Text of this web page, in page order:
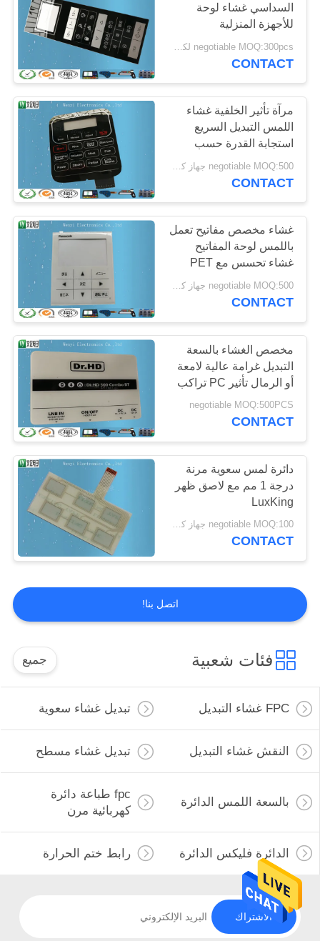
السداسي غشاء لوحة
للأجهزة المنزلية
negotiable MOQ:300pcs لكل طلب
CONTACT
مرآة تأثير الخلفية غشاء
اللمس التبديل السريع
استجابة القدرة حسب
الطلب
negotiable MOQ:500 جهاز كمبيوتر لكل طلب
CONTACT
غشاء مخصص مفاتيح تعمل
باللمس لوحة المفاتيح
غشاء تحسس مع PET
تراكب
negotiable MOQ:500 جهاز كمبيوتر لكل طلب
CONTACT
مخصص الغشاء بالسعة
التبديل غرامة عالية لامعة
أو الرمال تأثير PC تراكب
negotiable MOQ:500PCS
CONTACT
دائرة لمس سعوية مرنة
درجة 1 مم مع لاصق ظهر
LuxKing
negotiable MOQ:100 جهاز كمبيوتر شخصى / النظام
CONTACT
اتصل بنا!
فئات شعبية جميع
FPC غشاء التبديل تبديل غشاء سعوية
النقش غشاء التبديل تبديل غشاء مسطح
بالسعة اللمس الدائرة
fpc طباعة دائرة
كهربائية مرن
الدائرة فليكس الدائرة رابط ختم الحرارة
الاشتراك